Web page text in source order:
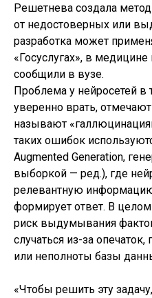
Решетнева создала
от недостоверных или
разработка может
«Госуслугах», в
сообщили в вузе.
Проблема у нейросетей в
уверенно врать,
называют
таких ошибок
Augmented Generation,
выборкой — ред.), где
релевантную
формирует ответ. В
риск выдумывания
случаться из-за
или неполноты базы
«Чтобы решить эту